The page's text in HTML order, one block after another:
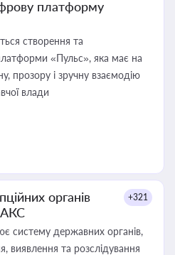
платформу
створення та
«Пульс», яка має на
прозору і зручну взаємодію
влади
органів
+321
систему державних органів,
виявлення та розслідування